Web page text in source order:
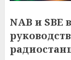
NAB и